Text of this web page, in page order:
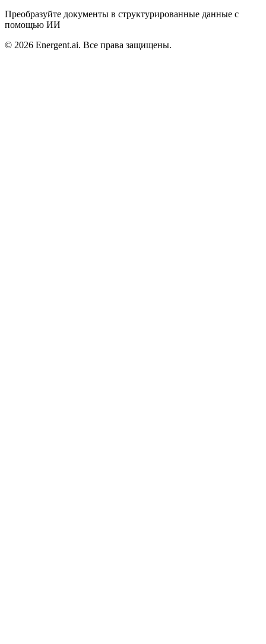
Преобразуйте документы в структурированные данные с
помощью ИИ
© 2026 Energent.ai. Все права защищены.